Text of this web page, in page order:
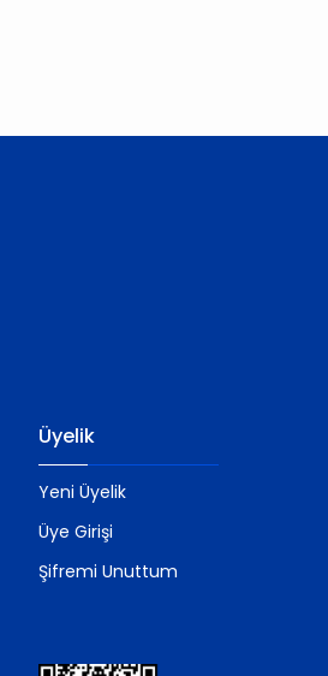
Ürün bilgilerinde hatalar bulunuyor.
Üyelik
Yeni Üyelik
Üye Girişi
Şifremi Unuttum